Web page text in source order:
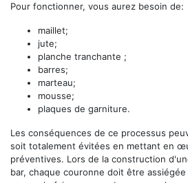
Pour fonctionner, vous aurez besoin de:
maillet;
jute;
planche tranchante ;
barres;
marteau;
mousse;
plaques de garniture.
Les conséquences de ce processus
soit totalement évitées en mettant en
préventives. Lors de la construction
bar, chaque couronne doit être